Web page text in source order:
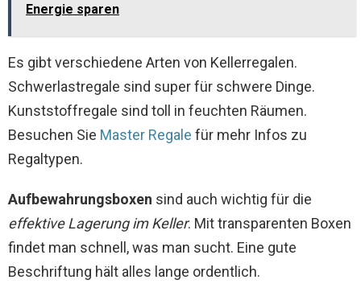
Energie sparen
Es gibt verschiedene Arten von Kellerregalen.
Schwerlastregale sind super für schwere Dinge.
Kunststoffregale sind toll in feuchten Räumen.
Besuchen Sie Master Regale für mehr Infos zu
Regaltypen.
Aufbewahrungsboxen sind auch wichtig für die
effektive Lagerung im Keller. Mit transparenten Boxen
findet man schnell, was man sucht. Eine gute
Beschriftung hält alles lange ordentlich.